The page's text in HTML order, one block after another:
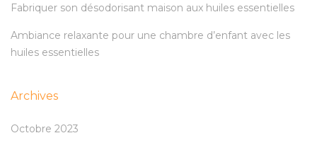
Fabriquer son désodorisant maison aux huiles essentielles
Ambiance relaxante pour une chambre d’enfant avec les
huiles essentielles
Archives
Octobre 2023